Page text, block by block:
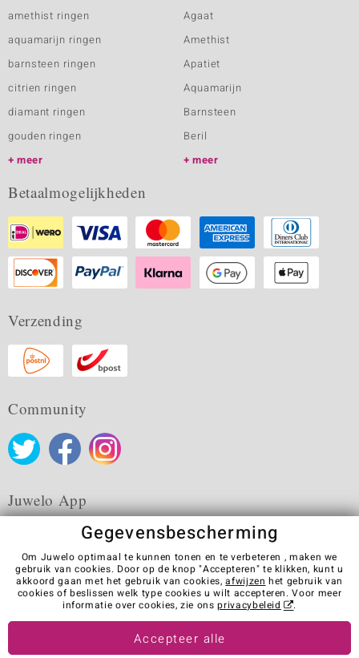
amethist ringen
aquamarijn ringen
barnsteen ringen
citrien ringen
diamant ringen
gouden ringen
meer
Agaat
Amethist
Apatiet
Aquamarijn
Barnsteen
Beril
meer
Betaalmogelijkheden
Verzending
Community
Juwelo App
Algemene verkoopvoorwaarden Privacybeleid
Cookies
Colofon
Contact
Contract herroepen
Visit our stores in other countries:
Gegevensbescherming
Om Juwelo optimaal te kunnen tonen en te verbeteren , maken we
gebruik van cookies. Door op de knop "Accepteren" te klikken, kunt u
akkoord gaan met het gebruik van cookies,afwijzen het gebruik van
cookies of beslissen welk type cookies u wilt accepteren. Voor meer
informatie over cookies, zie onsprivacybeleid .
Accepteer alle